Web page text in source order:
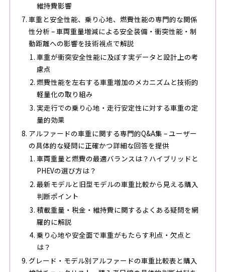
維持費影響
車重と安全性能、乗り心地、燃費性能の専門的な関係
性分析 – 車両重量増減による安全装備・衝突性能・制
動距離への影響を技術視点で解説
車重が衝突安全性能に及ぼす実データと設計上の考
慮点
燃費性能を左右する車重増加のメカニズムと技術的
軽量化の取り組み
実走行での乗り心地・走行安定性に対する車重の定
量的効果
アルファードの車重に関する専門的Q&A集 – ユーザー
の具体的な疑問に正確かつ詳細な回答を提供
車両重量と燃費の最適バランスは？ハイブリッドと
PHEVの選び方は？
最新モデルと旧型モデルの車重比較から見える購入
判断ポイント
積載重量・税金・維持費に関するよくある疑問を網
羅的に解説
乗り心地や安全面で車重がもたらす利点・欠点と
は？
グレード・モデル別アルファードの車重比較表と購入